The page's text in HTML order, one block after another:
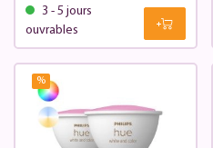
3 - 5 jours
ouvrables
%